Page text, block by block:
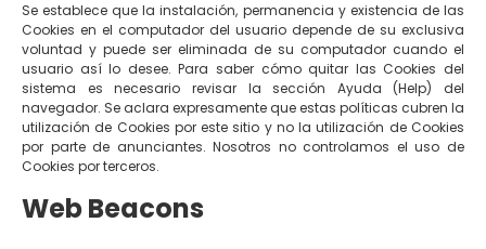
Se establece que la instalación, permanencia y existencia de las
Cookies en el computador del usuario depende de su exclusiva
voluntad y puede ser eliminada de su computador cuando el
usuario así lo desee. Para saber cómo quitar las Cookies del
sistema es necesario revisar la sección Ayuda (Help) del
navegador. Se aclara expresamente que estas políticas cubren la
utilización de Cookies por este sitio y no la utilización de Cookies
por parte de anunciantes. Nosotros no controlamos el uso de
Cookies por terceros.
Web Beacons